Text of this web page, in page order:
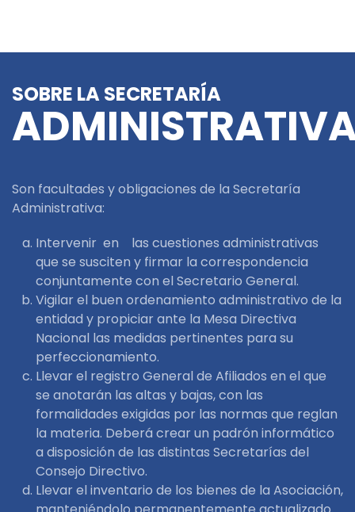
SOBRE LA SECRETARÍA
Son facultades y obligaciones de la Secretaría
Administrativa:
Intervenir en las cuestiones administrativas
que se susciten y firmar la correspondencia
conjuntamente con el Secretario General.
Vigilar el buen ordenamiento administrativo de la
entidad y propiciar ante la Mesa Directiva
Nacional las medidas pertinentes para su
perfeccionamiento.
Llevar el registro General de Afiliados en el que
se anotarán las altas y bajas, con las
formalidades exigidas por las normas que reglan
la materia. Deberá crear un padrón informático
a disposición de las distintas Secretarías del
Consejo Directivo.
Llevar el inventario de los bienes de la Asociación,